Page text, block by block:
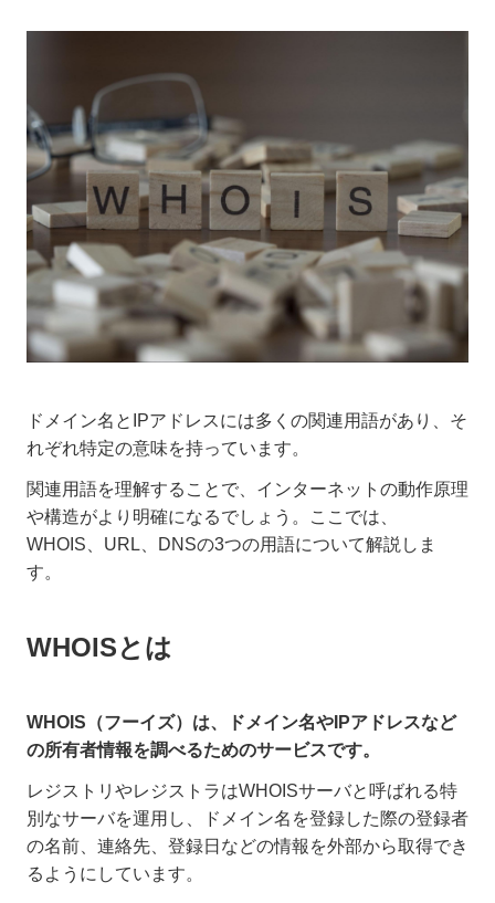
ドメイン名とIPアドレスには多くの関連用語があり、そ
れぞれ特定の意味を持っています。
関連用語を理解することで、インターネットの動作原理
や構造がより明確になるでしょう。ここでは、
WHOIS、URL、DNSの3つの用語について解説しま
す。
WHOISとは
WHOIS（フーイズ）は、ドメイン名やIPアドレスなど
の所有者情報を調べるためのサービスです。
レジストリやレジストラはWHOISサーバと呼ばれる特
別なサーバを運用し、ドメイン名を登録した際の登録者
の名前、連絡先、登録日などの情報を外部から取得でき
るようにしています。